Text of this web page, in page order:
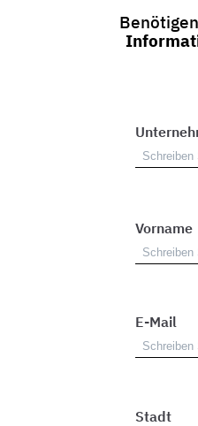
Vorname
E-Mail
Stadt